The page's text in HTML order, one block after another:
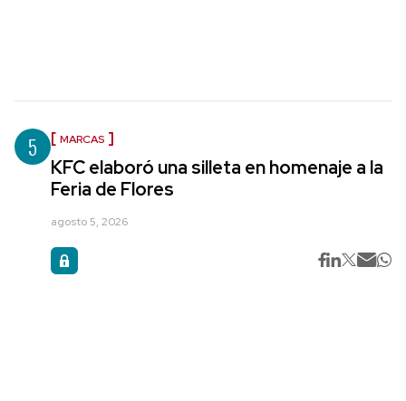
5 MARCAS
KFC elaboró una silleta en homenaje a la
Feria de Flores
agosto 5, 2026